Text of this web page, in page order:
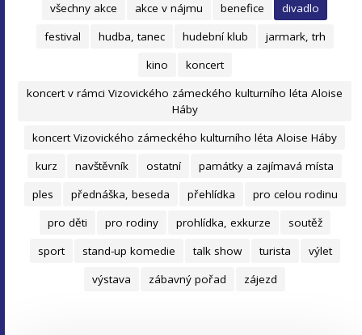
všechny akce
akce v nájmu benefice
divadlo
festival
hudba, tanec hudební klub
jarmark, trh
kino
koncert
koncert v rámci Vizovického zámeckého kulturního léta Aloise
Háby
koncert Vizovického zámeckého kulturního léta Aloise Háby
kurz
navštěvník ostatní
památky a zajímavá místa
ples
přednáška, beseda přehlídka
pro celou rodinu
pro děti
pro rodiny prohlídka, exkurze
soutěž
sport
stand-up komedie talk show turista
výlet
výstava
zábavný pořad zájezd